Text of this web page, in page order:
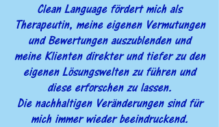
Clean Language fördert mich als
Therapeutin, meine eigenen Vermutungen
und Bewertungen auszublenden und
meine Klienten direkter und tiefer zu den
eigenen Lösungswelten zu führen und
diese erforschen zu lassen.
Die nachhaltigen Veränderungen sind für
mich immer wieder beeindruckend.